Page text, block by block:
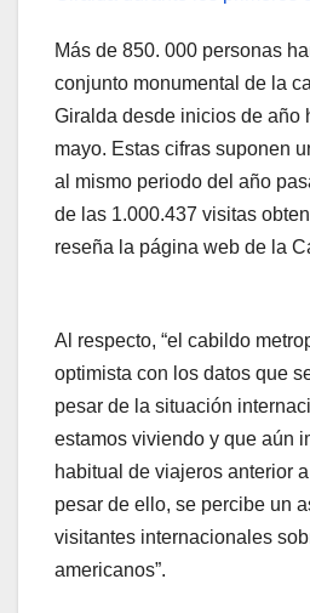
Más de 850. 000 personas
conjunto monumental de la
Giralda desde inicios de año
mayo. Estas cifras suponen
al mismo periodo del año
de las 1.000.437 visitas
reseña la página web de la
Al respecto, “el cabildo
optimista con los datos que
pesar de la situación
estamos viviendo y que aún
habitual de viajeros anterior
pesar de ello, se percibe un
visitantes internacionales
americanos”.